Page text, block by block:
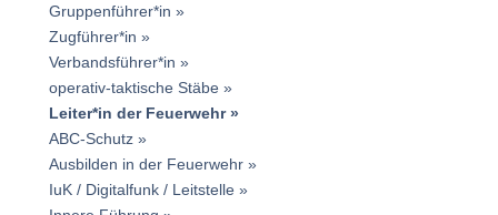
Gruppenführer*in
Zugführer*in
Verbandsführer*in
operativ-taktische Stäbe
Leiter*in der Feuerwehr
ABC-Schutz
Ausbilden in der Feuerwehr
IuK / Digitalfunk / Leitstelle